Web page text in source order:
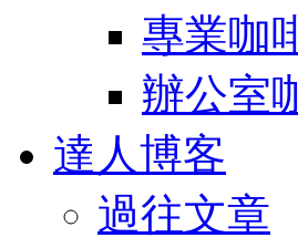
專業咖
辦公室
達人博客
過往文章